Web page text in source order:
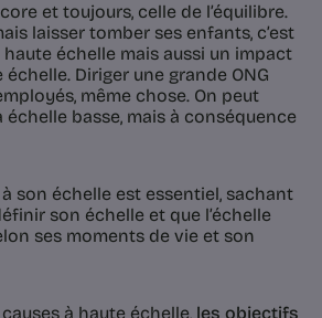
et toujours, celle de l’équilibre.
laisser tomber ses enfants, c’est
échelle mais aussi un impact
Diriger une grande ONG
même chose. On peut
basse, mais à conséquence
son échelle est essentiel, sachant
son échelle et que l’échelle
ses moments de vie et son
à haute échelle, les objectifs